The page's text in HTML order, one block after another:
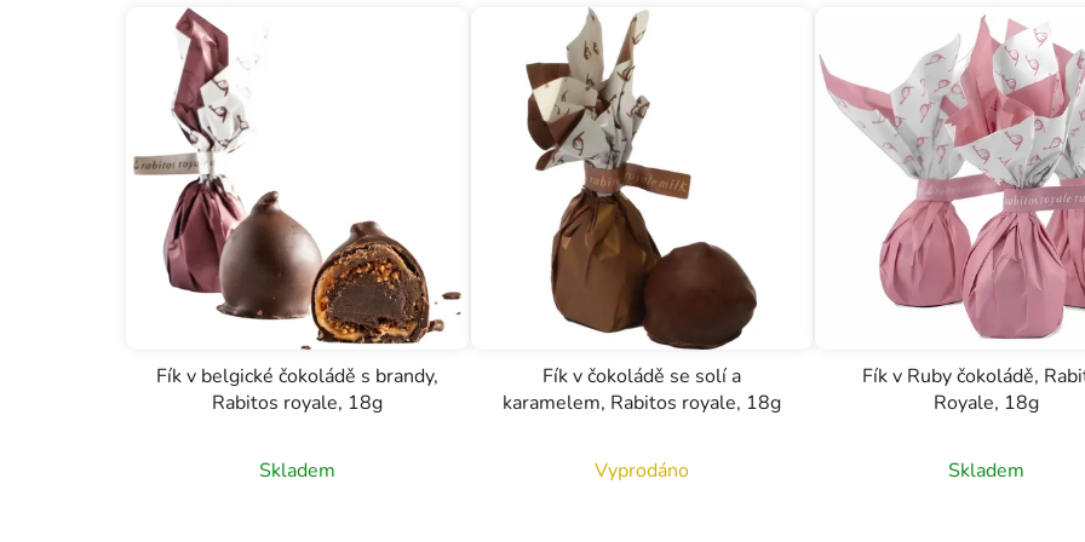
Fík v belgické čokoládě s brandy,
Rabitos royale, 18g
Skladem
Fík v čokoládě se solí a
karamelem, Rabitos royale, 18g
Vyprodáno
Fík v Ruby čokoládě,
Royale, 18g
Skladem